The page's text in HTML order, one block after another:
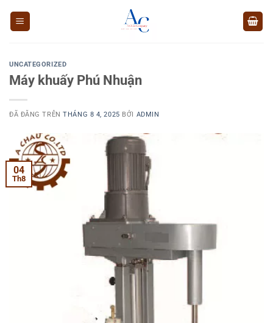
UNCATEGORIZED
Máy khuấy Phú Nhuận
ĐÃ ĐĂNG TRÊNTHÁNG 8 4, 2025 BỞI ADMIN
04
Th8